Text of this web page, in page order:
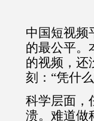
中国短视频
的最公平。
的视频，还
刻：“凭什
科学层面，
溃。难道做